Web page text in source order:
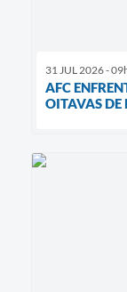
31 JUL 2026 -
AFC
OITAVAS